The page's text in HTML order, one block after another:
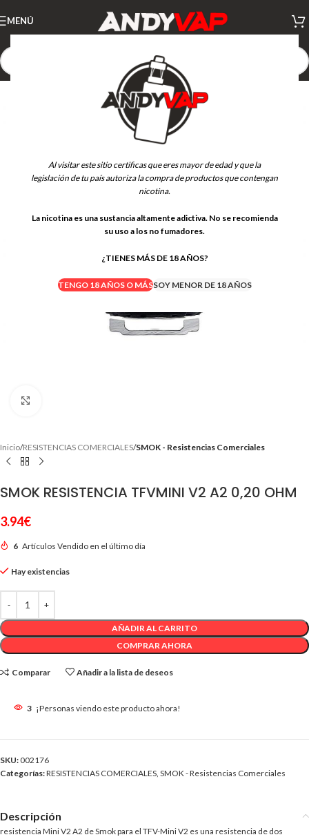
Al visitar este sitio certificas que eres mayor de edad y que la
legislación de tu país autoriza la compra de productos que contengan
nicotina.
La nicotina es una sustancia altamente adictiva. No se recomienda
su uso a los no fumadores.
¿TIENES MÁS DE 18 AÑOS?
TENGO 18 AÑOS O MÁSSOY MENOR DE 18 AÑOS
MENÚ
Inicio RESISTENCIAS COMERCIALES SMOK - Resistencias Comerciales
SMOK RESISTENCIA TFVMINI V2 A2 0,20 OHM
3.94€
6 Artículos Vendido en el último día
Hay existencias
AÑADIR AL CARRITO
COMPRAR AHORA
Comparar Añadir a la lista de deseos
3 ¡Personas viendo este producto ahora!
SKU: 002176
Categorías:RESISTENCIAS COMERCIALES SMOK - Resistencias Comerciales
Descripción
resistencia Mini V2 A2 de Smok para el TFV-Mini V2 es una resistencia de dos